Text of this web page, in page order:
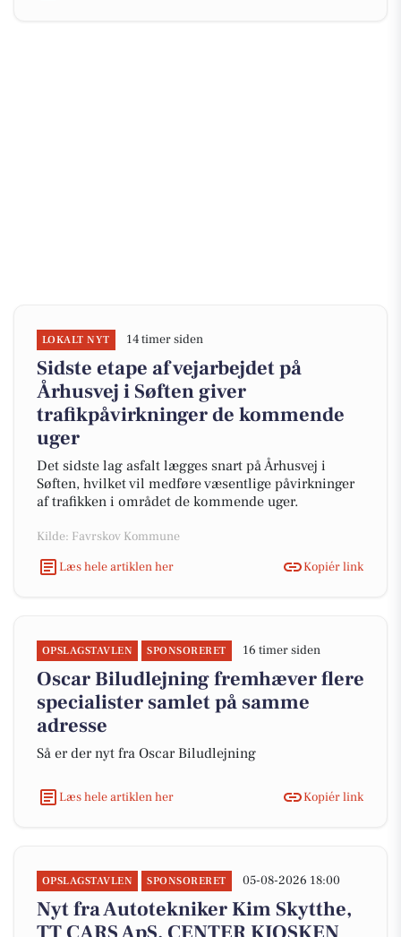
LOKALT NYT 14 timer siden
Sidste etape af vejarbejdet på
Århusvej i Søften giver
trafikpåvirkninger de kommende
uger
Det sidste lag asfalt lægges snart på Århusvej i
Søften, hvilket vil medføre væsentlige påvirkninger
af trafikken i området de kommende uger.
Kilde: Favrskov Kommune
Læs hele artiklen her
Kopiér link
OPSLAGSTAVLEN SPONSORERET 16 timer siden
Oscar Biludlejning fremhæver flere
specialister samlet på samme
adresse
Så er der nyt fra Oscar Biludlejning
Læs hele artiklen her Kopiér link
OPSLAGSTAVLEN SPONSORERET 05-08-2026 18:00
Nyt fra Autotekniker Kim Skytthe,